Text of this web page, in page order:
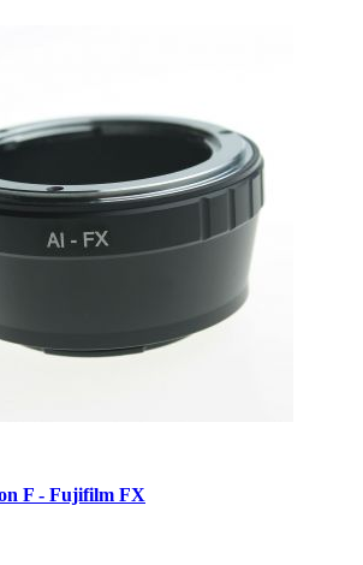
F - Fujifilm FX